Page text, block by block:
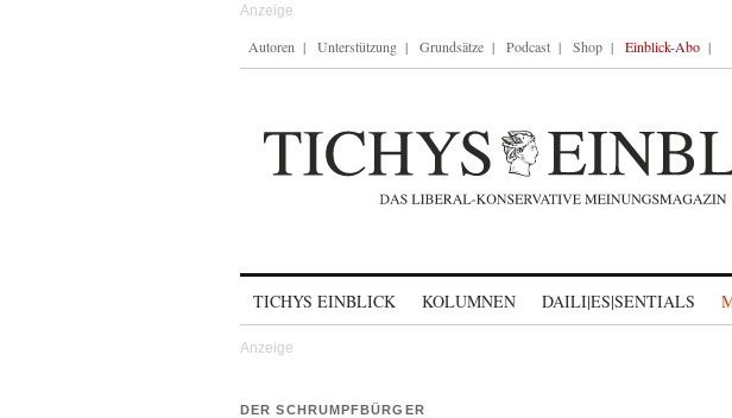
Autoren Unterstützung Grundsätze Podcast Shop Einblick-Abo
TICHYS EINBLICK KOLUMNEN DAILI|ES|SENTIALS
DER SCHRUMPFBÜRGER